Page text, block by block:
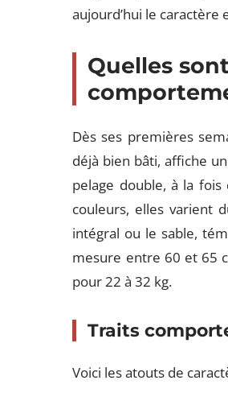
aujourd’hui le
Quelles
Dès ses premières
déjà bien bâti, affiche
pelage double, à la
couleurs, elles varient
intégral ou le sable,
mesure entre 60 et 65
pour 22 à 32 kg.
Traits
Voici les atouts de